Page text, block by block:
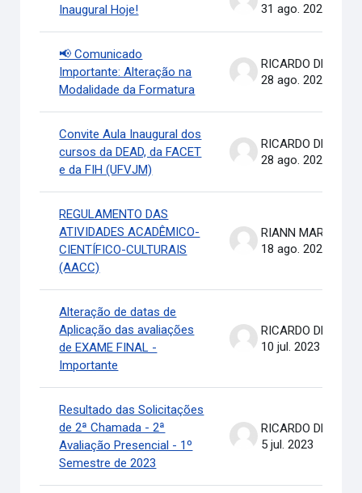
Inaugural Hoje!
31 ago. 2023
📢 Comunicado
Importante: Alteração na
Modalidade da Formatura
28 ago. 2023
Convite Aula Inaugural dos
cursos da DEAD, da FACET
e da FIH (UFVJM)
28 ago. 2023
REGULAMENTO DAS
ATIVIDADES ACADÊMICO-
CIENTÍFICO-CULTURAIS
(AACC)
18 ago. 2023
Alteração de datas de
Aplicação das avaliações
de EXAME FINAL -
Importante
10 jul. 2023
Resultado das Solicitações
de 2ª Chamada - 2ª
Avaliação Presencial - 1º
Semestre de 2023
5 jul. 2023